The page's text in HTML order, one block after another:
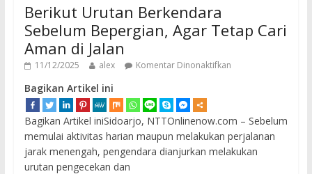
Berikut Urutan Berkendara
Sebelum Bepergian, Agar Tetap Cari
Aman di Jalan
11/12/2025 alex Komentar Dinonaktifkan
Bagikan Artikel ini
Bagikan Artikel iniSidoarjo, NTTOnlinenow.com – Sebelum
memulai aktivitas harian maupun melakukan perjalanan
jarak menengah, pengendara dianjurkan melakukan
urutan pengecekan dan